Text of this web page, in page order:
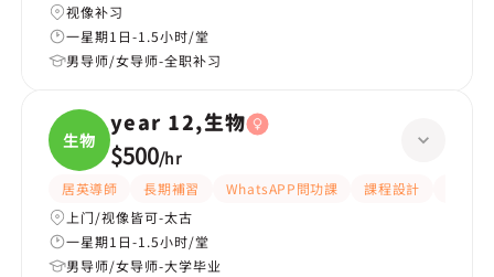
视像补习
一星期1日-1.5小时/堂
男导师/女导师-全职补习
生物
year 12,生物
$500/hr
居英導師 長期補習 WhatsAPP問功課 課程設計
上门/视像皆可-太古
一星期1日-1.5小时/堂
男导师/女导师-大学毕业